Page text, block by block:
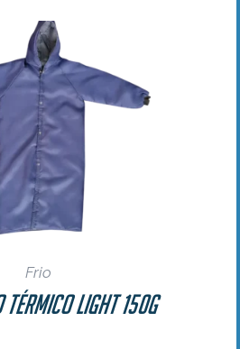
Frio
Light 150g